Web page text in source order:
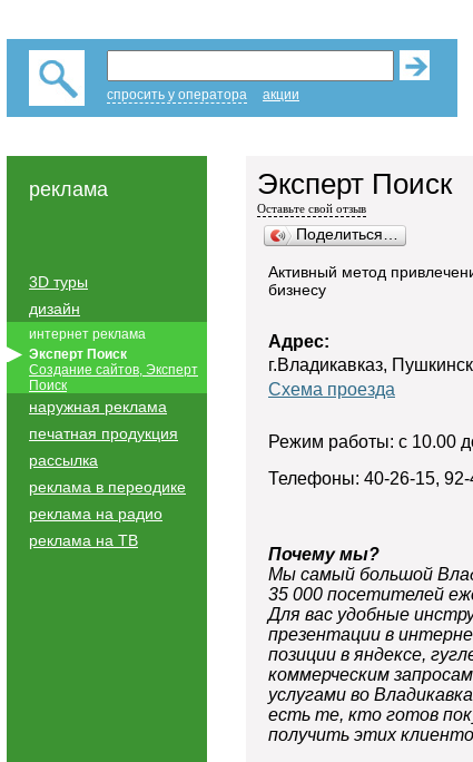
спросить у оператора акции
реклама
3D туры
дизайн
интернет реклама
Эксперт Поиск
Создание сайтов, Эксперт
Поиск
наружная реклама
печатная продукция
рассылка
реклама в переодике
реклама на радио
реклама на ТВ
Эксперт Поиск
Оставьте свой отзыв
Поделиться…
Активный метод
бизнесу
Адрес:
г.Владикавказ,
Схема проезда
Режим работы: с 10.00
Телефоны: 40-26-15,
Почему мы?
Мы самый большой
35 000 посетителей
Для вас удобные
презентации в
позиции в яндексе,
коммерческим
услугами во
есть те, кто готов
получить этих